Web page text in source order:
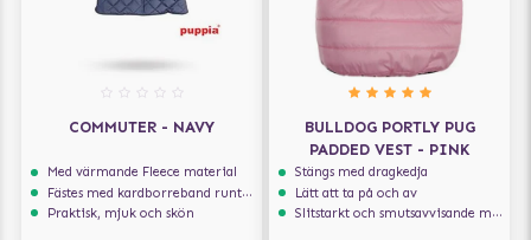
COMMUTER - NAVY
Med värmande Fleece material
Fästes med kardborreband runt magen
Praktisk, mjuk och skön
BULLDOG PORTLY PUG
PADDED VEST - PINK
Stängs med dragkedja
Lätt att ta på och av
Slitstarkt och smutsavvisande material